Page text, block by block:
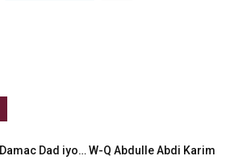
Damac Dad iyo… W-Q Abdulle Abdi Karim